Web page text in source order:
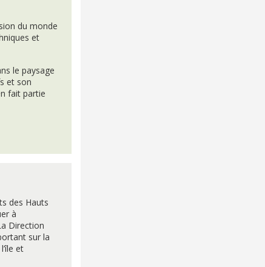
du monde
et
le paysage
et son
fait partie
des Hauts
à
Direction
sur la
et